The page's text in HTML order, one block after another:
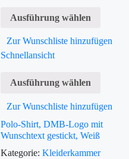
Ausführung wählen
Zur Wunschliste hinzufügen
Schnellansicht
Ausführung wählen
Zur Wunschliste hinzufügen
Polo-Shirt, DMB-Logo mit
Wunschtext gestickt, Weiß
Kategorie: Kleiderkammer